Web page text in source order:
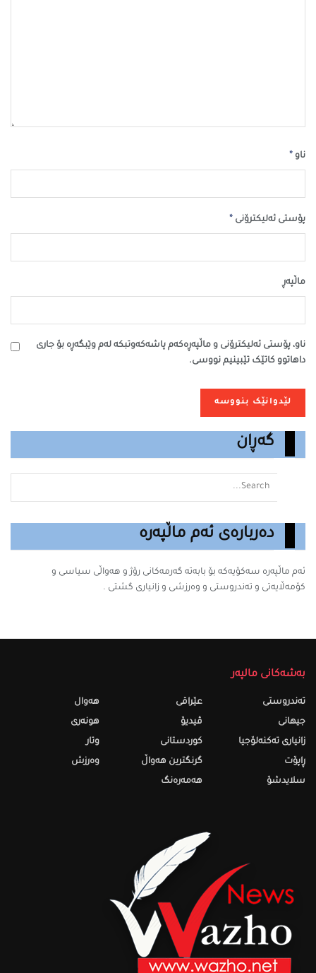
ناو *
پۆستی ئەلیکترۆنی *
ماڵپه‌ڕ
ناو، پۆستی ئەلیکترۆنی و ماڵپەڕەکەم پاشەکەوتبکە لەم وێبگەڕە بۆ جاری
داهاتوو کاتێک تێبینیم نووسی.
گەڕان
دەربارەی ئەم ماڵپەرە
ئەم ماڵپەرە سه‌كۆیه‌كه‌ بۆ بابه‌ته‌ گه‌رمه‌كانى رۆژ و هەواڵی سیاسی و
کۆمەڵایەتی و تەندروستی و وەرزشی و زانیارى گشتى .
بەشەکانی مالپەر
تەندروستى
جیهانی
زانیاری تەکنەلۆجیا
ڕاپۆت
سلایدشۆ
عێراقی
ڤیدیۆ
کوردستانی
گرنگترین هەواڵ
هەمەرەنگ
هەواڵ
هونەری
وتار
وەرزش